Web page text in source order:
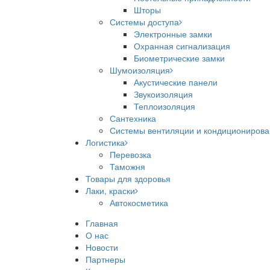
Шторы
Системы доступа
Электронные замки
Охранная сигнализация
Биометрические замки
Шумоизоляция
Акустические панели
Звукоизоляция
Теплоизоляция
Сантехника
Системы вентиляции и
Логистика
Перевозка
Таможня
Товары для здоровья
Лаки, краски
Автокосметика
Главная
О нас
Новости
Партнеры